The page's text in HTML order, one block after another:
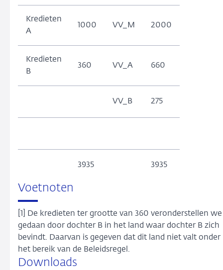
Kredieten
A
1000 VV_M 2000
Kredieten
B
360 VV_A 660
VV_B 275
3935 3935
Voetnoten
[1] De kredieten ter grootte van 360 veronderstellen we
gedaan door dochter B in het land waar dochter B zich
bevindt. Daarvan is gegeven dat dit land niet valt onder
het bereik van de Beleidsregel.
Downloads